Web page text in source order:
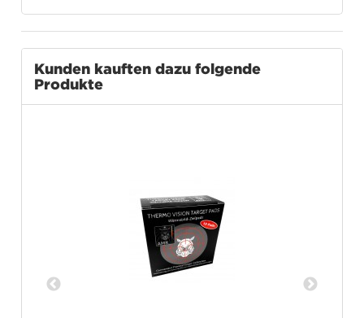
Kunden kauften dazu folgende
Produkte